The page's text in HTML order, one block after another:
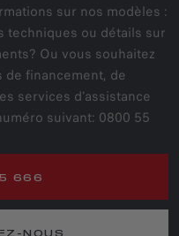
sur nos modèles :
techniques ou détails sur
Ou vous souhaitez
financement, de
services d'assistance
suivant: 0800 55
666
NOUS